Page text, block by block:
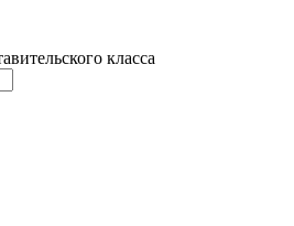
класса